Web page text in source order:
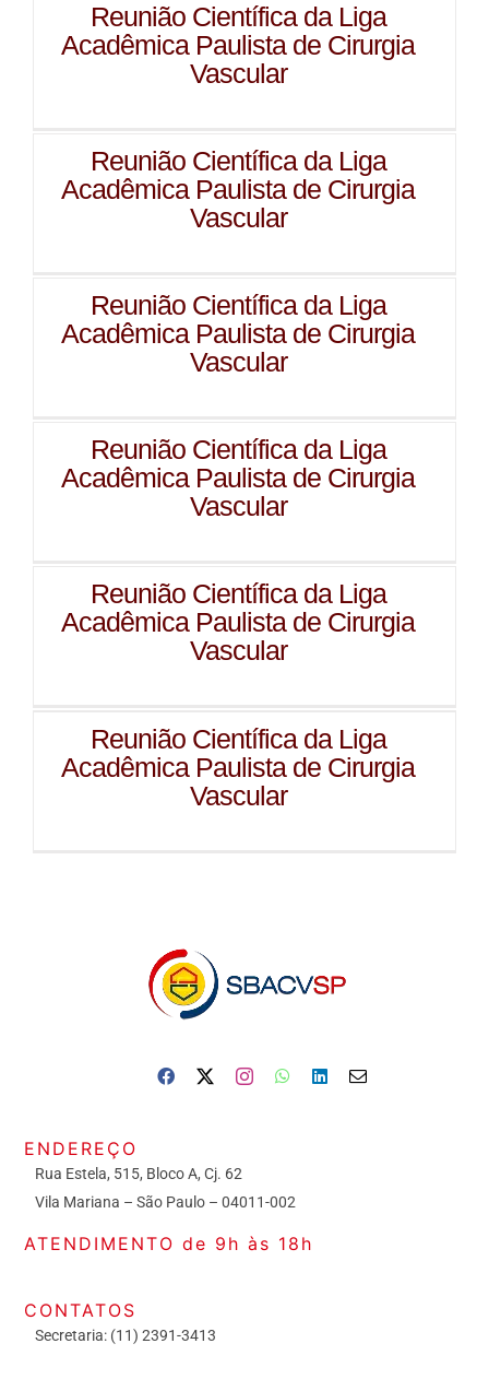
Reunião Científica da Liga
Acadêmica Paulista de Cirurgia
Vascular
Reunião Científica da Liga
Acadêmica Paulista de Cirurgia
Vascular
Reunião Científica da Liga
Acadêmica Paulista de Cirurgia
Vascular
Reunião Científica da Liga
Acadêmica Paulista de Cirurgia
Vascular
Reunião Científica da Liga
Acadêmica Paulista de Cirurgia
Vascular
Reunião Científica da Liga
Acadêmica Paulista de Cirurgia
Vascular
ENDEREÇO
Rua Estela, 515, Bloco A, Cj. 62
Vila Mariana – São Paulo – 04011-002
ATENDIMENTO de 9h às 18h
CONTATOS
Secretaria: (11) 2391-3413